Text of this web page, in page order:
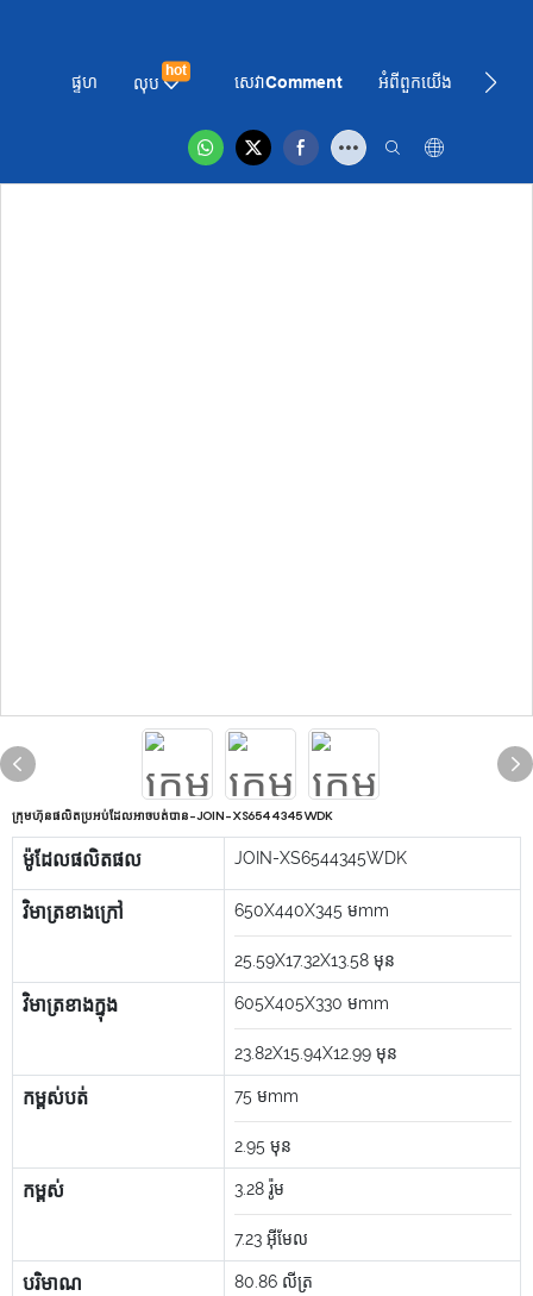
ផ្ទហ លុប
hot
សេវាComment អំពី​ពួក​យើង ព័ត៌មា
ក្រុមហ៊ុនផលិតប្រអប់ដែលអាចបត់បាន-JOIN-XS6544345WDK
ម៉ូដែលផលិតផល JOIN-XS6544345WDK
វិមាត្រខាងក្រៅ 650X440X345 មmm
25.59X17.32X13.58 មុន
វិមាត្រខាងក្នុង 605X405X330 មmm
23.82X15.94X12.99 មុន
កម្ពស់បត់ 75 មmm
2.95 មុន
កម្ពស់ 3.28 រ៉ូម
7.23 អ៊ីមែល
បរិមាណ 80.86 លីត្រ